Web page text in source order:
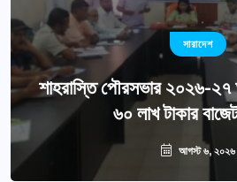
সারাদেশ
শাহরাস্তি পৌরসভার ২০২৬-২৭
৬০ লাখ টাকার
আগস্ট ৬, ২০২৬